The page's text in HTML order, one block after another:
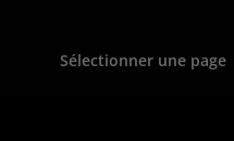
Sélectionner une page